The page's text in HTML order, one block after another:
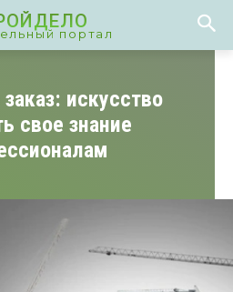
портал
искусство
свое знание